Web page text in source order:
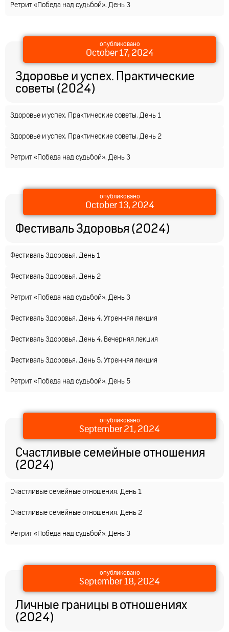
Ретрит «Победа над судьбой». День 3
опубликовано
October 17, 2024
Здоровье и успех. Практические
советы (2024)
Здоровье и успех. Практические советы. День 1
Здоровье и успех. Практические советы. День 2
Ретрит «Победа над судьбой». День 3
опубликовано
October 13, 2024
Фестиваль Здоровья (2024)
Фестиваль Здоровья. День 1
Фестиваль Здоровья. День 2
Ретрит «Победа над судьбой». День 3
Фестиваль Здоровья. День 4. Утренняя лекция
Фестиваль Здоровья. День 4. Вечерняя лекция
Фестиваль Здоровья. День 5. Утренняя лекция
Ретрит «Победа над судьбой». День 5
опубликовано
September 21, 2024
Счастливые семейные отношения
(2024)
Счастливые семейные отношения. День 1
Счастливые семейные отношения. День 2
Ретрит «Победа над судьбой». День 3
опубликовано
September 18, 2024
Личные границы в отношениях
(2024)